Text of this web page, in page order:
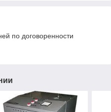
по договоренности